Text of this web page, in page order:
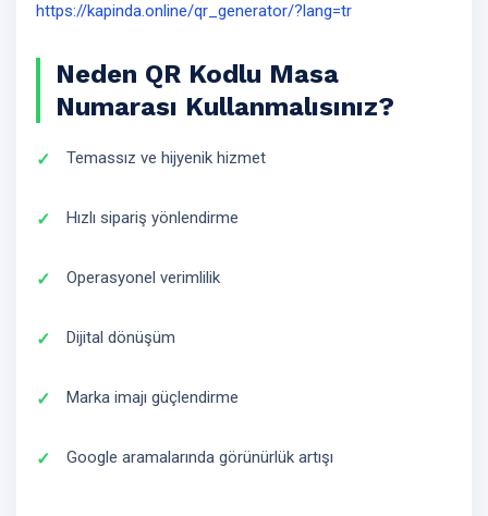
https://kapinda.online/qr_generator/?lang=tr
Neden QR Kodlu Masa
Numarası Kullanmalısınız?
Temassız ve hijyenik hizmet
Hızlı sipariş yönlendirme
Operasyonel verimlilik
Dijital dönüşüm
Marka imajı güçlendirme
Google aramalarında görünürlük artışı